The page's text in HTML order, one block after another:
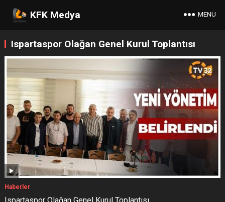
KFK Medya MENU
Ispartaspor Olağan Genel Kurul Toplantısı
Haberler